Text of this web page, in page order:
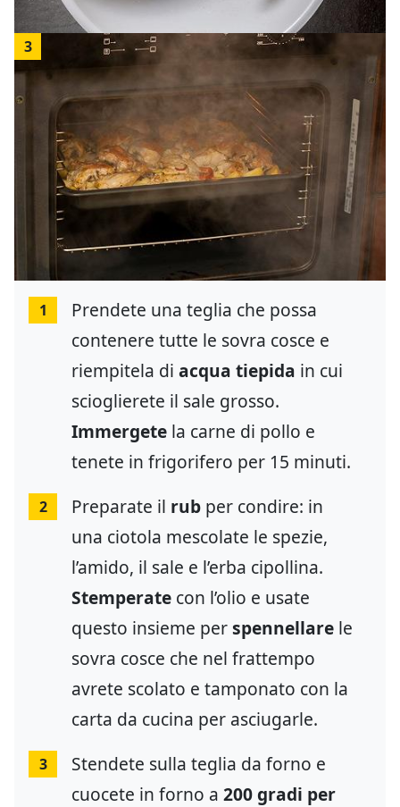
3
1
Prendete una teglia che possa
contenere tutte le sovra cosce e
riempitela di acqua tiepida in cui
scioglierete il sale grosso.
Immergete la carne di pollo e
tenete in frigorifero per 15 minuti.
2 Preparate il rub per condire: in
una ciotola mescolate le spezie,
l’amido, il sale e l’erba cipollina.
Stemperate con l’olio e usate
questo insieme perspennellare le
sovra cosce che nel frattempo
avrete scolato e tamponato con la
carta da cucina per asciugarle.
3
Stendete sulla teglia da forno e
cuocete in forno a 200 gradi per